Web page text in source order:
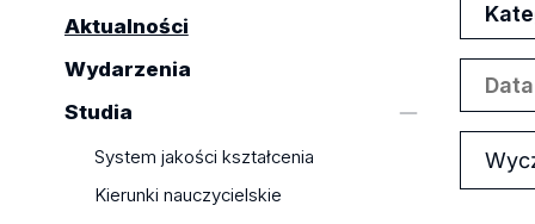
Aktualności
Wydarzenia
Studia
System jakości kształcenia
Kierunki nauczycielskie